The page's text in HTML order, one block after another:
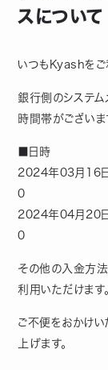
スについて
いつもKyashをご
銀行側のシステム
時間帯がございま
■日時
2024年03月16
0
2024年04月20
0
その他の入金方
利用いただけます。
ご不便をおかけい
上げます。